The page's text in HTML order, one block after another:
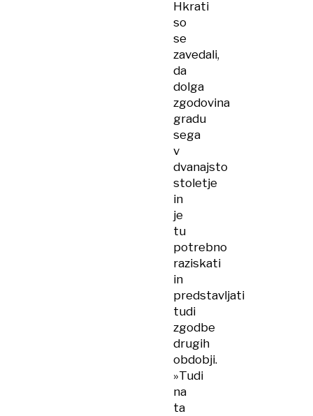
Hkrati
so
se
zavedali,
da
dolga
zgodovina
gradu
sega
v
dvanajsto
stoletje
in
je
tu
potrebno
raziskati
in
predstavljati
tudi
zgodbe
drugih
obdobji.
»Tudi
na
ta